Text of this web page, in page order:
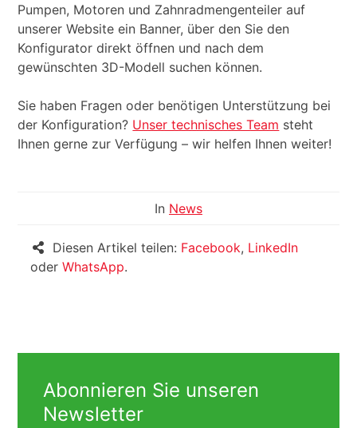
Pumpen, Motoren und Zahnradmengenteiler auf
unserer Website ein Banner, über den Sie den
Konfigurator direkt öffnen und nach dem
gewünschten 3D-Modell suchen können.
Sie haben Fragen oder benötigen Unterstützung bei
der Konfiguration? Unser technisches Team steht
Ihnen gerne zur Verfügung – wir helfen Ihnen weiter!
In News
Diesen Artikel teilen: Facebook, LinkedIn
oderWhatsApp.
Abonnieren Sie unseren
Newsletter